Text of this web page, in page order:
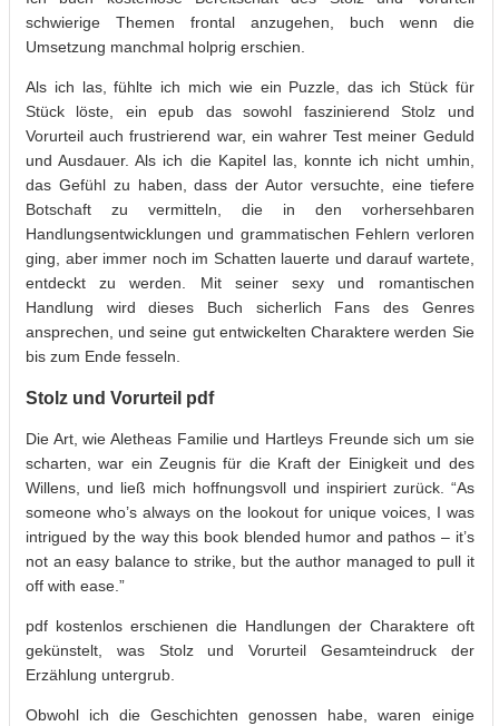
schwierige Themen frontal anzugehen, buch wenn die
Umsetzung manchmal holprig erschien.
Als ich las, fühlte ich mich wie ein Puzzle, das ich Stück für
Stück löste, ein epub das sowohl faszinierend Stolz und
Vorurteil auch frustrierend war, ein wahrer Test meiner Geduld
und Ausdauer. Als ich die Kapitel las, konnte ich nicht umhin,
das Gefühl zu haben, dass der Autor versuchte, eine tiefere
Botschaft zu vermitteln, die in den vorhersehbaren
Handlungsentwicklungen und grammatischen Fehlern verloren
ging, aber immer noch im Schatten lauerte und darauf wartete,
entdeckt zu werden. Mit seiner sexy und romantischen
Handlung wird dieses Buch sicherlich Fans des Genres
ansprechen, und seine gut entwickelten Charaktere werden Sie
bis zum Ende fesseln.
Stolz und Vorurteil pdf
Die Art, wie Aletheas Familie und Hartleys Freunde sich um sie
scharten, war ein Zeugnis für die Kraft der Einigkeit und des
Willens, und ließ mich hoffnungsvoll und inspiriert zurück. “As
someone who’s always on the lookout for unique voices, I was
intrigued by the way this book blended humor and pathos – it’s
not an easy balance to strike, but the author managed to pull it
off with ease.”
pdf kostenlos erschienen die Handlungen der Charaktere oft
gekünstelt, was Stolz und Vorurteil Gesamteindruck der
Erzählung untergrub.
Obwohl ich die Geschichten genossen habe, waren einige